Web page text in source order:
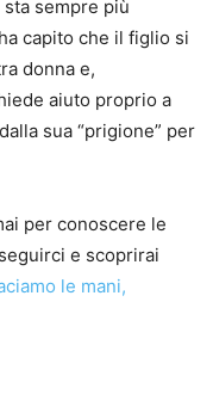
sta sempre più
capito che il figlio si
donna e,
aiuto proprio a
sua “prigione” per
per conoscere le
e scoprirai
le mani,